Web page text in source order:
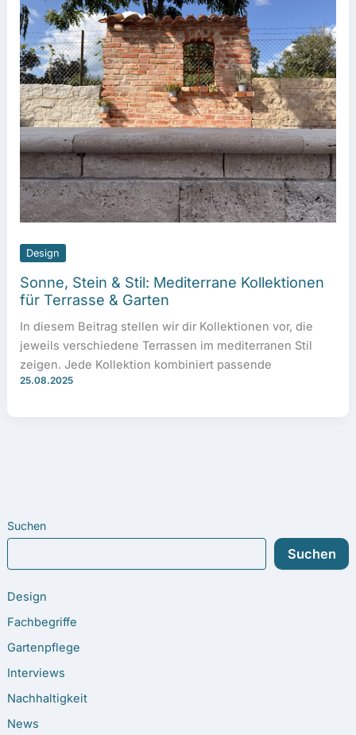
Suchen
Suchen
Design
Fachbegriffe
Gartenpflege
Interviews
Nachhaltigkeit
News
Design
Sonne, Stein & Stil: Mediterrane Kollektionen
für Terrasse & Garten
In diesem Beitrag stellen wir dir Kollektionen vor, die
jeweils verschiedene Terrassen im mediterranen Stil
zeigen. Jede Kollektion kombiniert passende
25.08.2025